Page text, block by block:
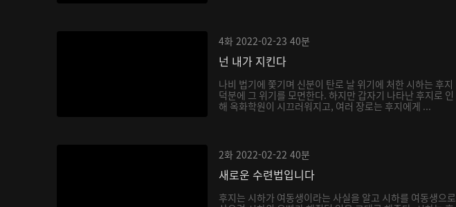
4화 2022-02-23 40분
넌 내가 지킨다
나비 법기에 쫓기며 신분이 탄로 날 위기에 처한 시하는 후지
덕분에 그 위기를 모면한다. 하지만 갑자기 나타난 후지로 인
해 옥화학원이 시끄러워지고, 여러 장로는 후지에게 ...
2화 2022-02-22 40분
새로운 수련법입니다
후지는 시하가 여동생이라는 사실을 알고 시하를 여동생으로